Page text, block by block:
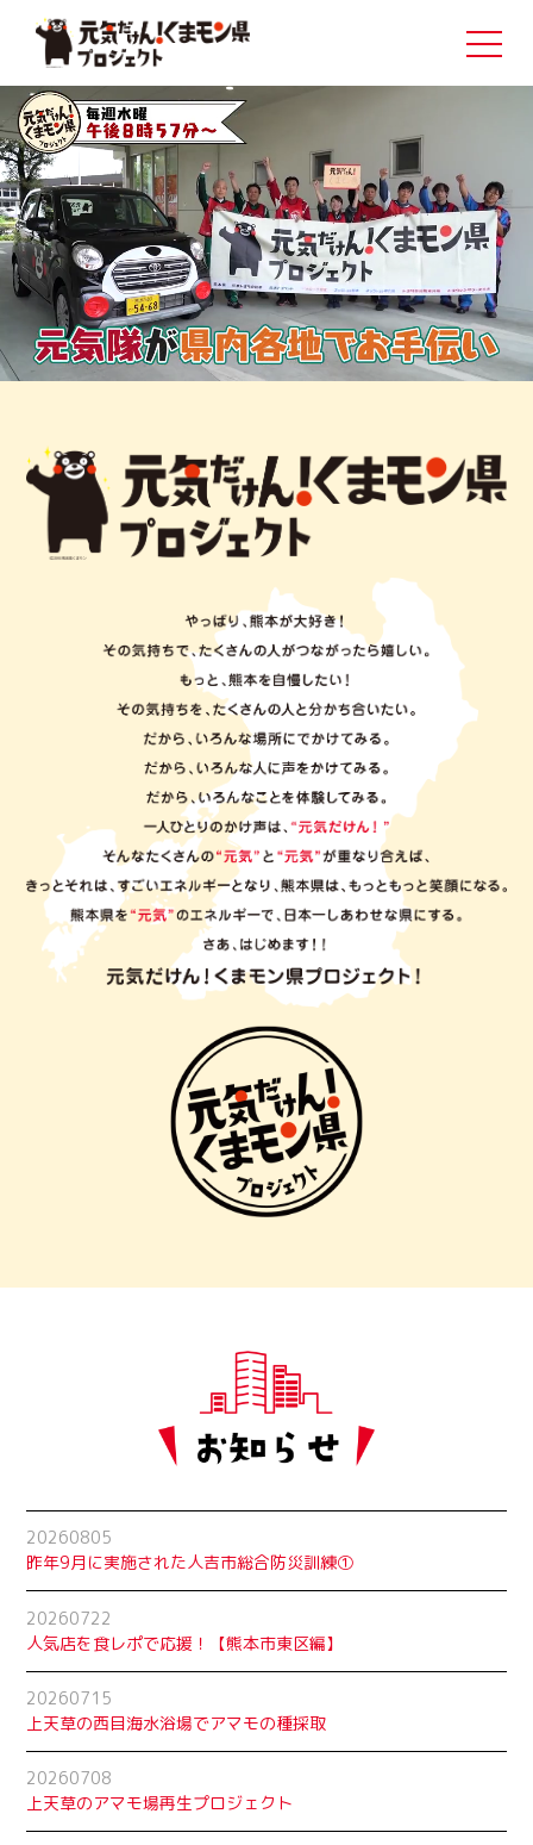
20260805
昨年9月に実施された人吉市総合防災訓練①
20260722
人気店を食レポで応援！【熊本市東区編】
20260715
上天草の西目海水浴場でアマモの種採取
20260708
上天草のアマモ場再生プロジェクト